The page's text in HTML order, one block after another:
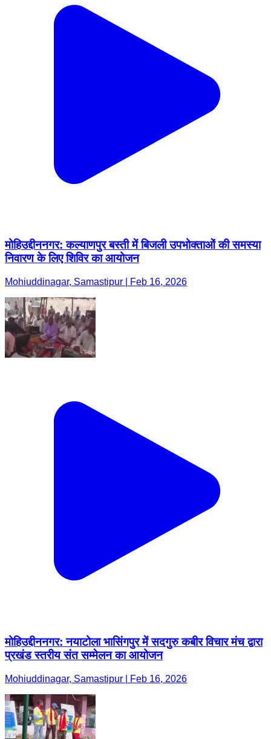
मोहिउद्दीननगर: कल्याणपुर बस्ती में बिजली उपभोक्ताओं की समस्या
निवारण के लिए शिविर का आयोजन
Mohiuddinagar, Samastipur | Feb 16, 2026
मोहिउद्दीननगर: नयाटोला भासिंगपुर में सदगुरु कबीर विचार मंच द्वारा
प्रखंड स्तरीय संत सम्मेलन का आयोजन
Mohiuddinagar, Samastipur | Feb 16, 2026